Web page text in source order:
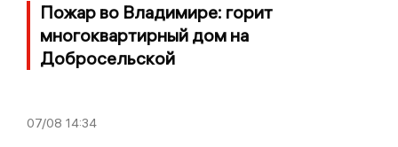
Пожар во Владимире: горит
многоквартирный дом на
Добросельской
07/08 14:34